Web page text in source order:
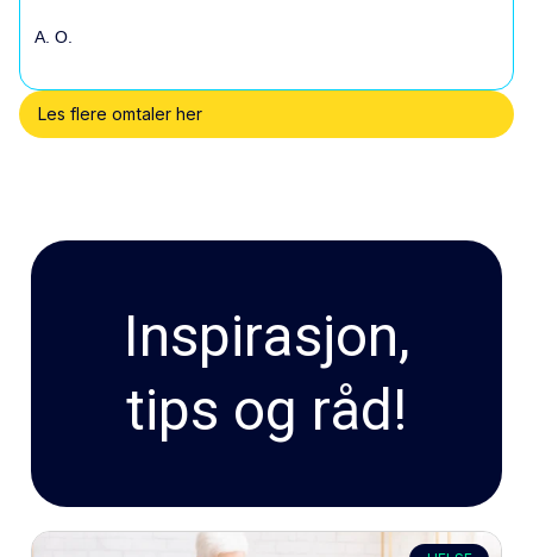
A. O.
Les flere omtaler her
Inspirasjon,
tips og råd!